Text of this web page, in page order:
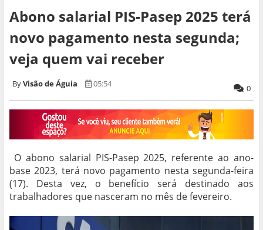
Abono salarial PIS-Pasep 2025 terá
novo pagamento nesta segunda;
veja quem vai receber
Visão de Águia 05:54 0
O abono salarial PIS-Pasep 2025, referente ao ano-
base 2023, terá novo pagamento nesta segunda-feira
(17). Desta vez, o benefício será destinado aos
trabalhadores que nasceram no mês de fevereiro.